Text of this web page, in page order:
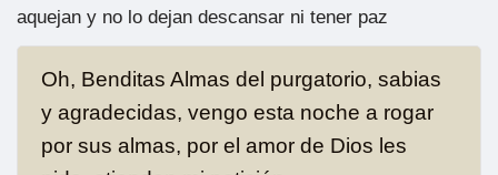
aquejan y no lo dejan descansar ni tener paz
Oh, Benditas Almas del purgatorio, sabias
y agradecidas, vengo esta noche a rogar
por sus almas, por el amor de Dios les